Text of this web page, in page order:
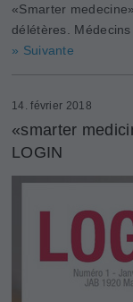
«Smarter
délétères.
» Suivante
14. février 2018
«smarter
LOGIN